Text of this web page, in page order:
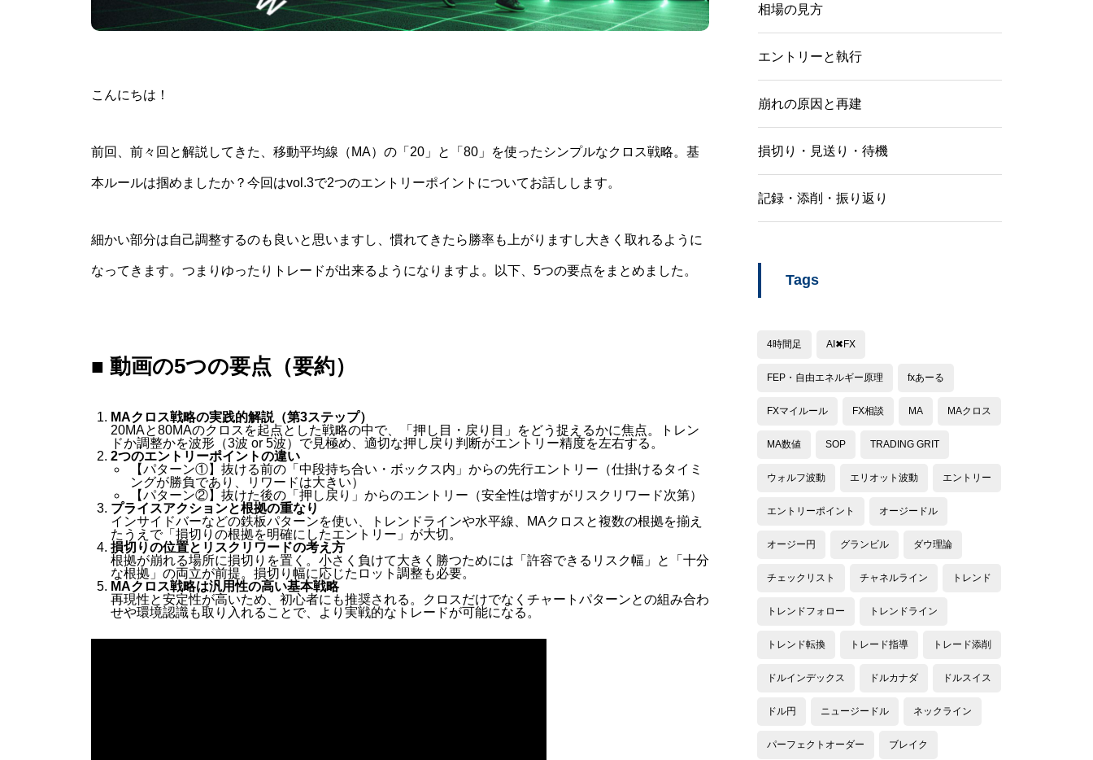
こんにちは！
前回、前々回と解説してきた、移動平均線（MA）の「20」と「80」を使ったシンプルなクロス戦略。基
本ルールは掴めましたか？今回はvol.3で2つのエントリーポイントについてお話しします。
細かい部分は自己調整するのも良いと思いますし、慣れてきたら勝率も上がりますし大きく取れるように
なってきます。つまりゆったりトレードが出来るようになりますよ。以下、5つの要点をまとめました。
■ 動画の5つの要点（要約）
MAクロス戦略の実践的解説（第3ステップ）
20MAと80MAのクロスを起点とした戦略の中で、「押し目・戻り目」をどう捉えるかに焦点。トレン
ドか調整かを波形（3波 or 5波）で見極め、適切な押し戻り判断がエントリー精度を左右する。
2つのエントリーポイントの違い
【パターン①】抜ける前の「中段持ち合い・ボックス内」からの先行エントリー（仕掛けるタイミ
ングが勝負であり、リワードは大きい）
【パターン②】抜けた後の「押し戻り」からのエントリー（安全性は増すがリスクリワード次第）
プライスアクションと根拠の重なり
インサイドバーなどの鉄板パターンを使い、トレンドラインや水平線、MAクロスと複数の根拠を揃え
たうえで「損切りの根拠を明確にしたエントリー」が大切。
損切りの位置とリスクリワードの考え方
根拠が崩れる場所に損切りを置く。小さく負けて大きく勝つためには「許容できるリスク幅」と「十分
な根拠」の両立が前提。損切り幅に応じたロット調整も必要。
MAクロス戦略は汎用性の高い基本戦略
再現性と安定性が高いため、初心者にも推奨される。クロスだけでなくチャートパターンとの組み合わ
せや環境認識も取り入れることで、より実戦的なトレードが可能になる。
相場の見方
エントリーと執行
崩れの原因と再建
損切り・見送り・待機
記録・添削・振り返り
Tags
4時間足 AI✖︎FX
FEP・自由エネルギー原理 fxあーる
FXマイルール FX相談 MA MAクロス
MA数値 SOP TRADING GRIT
ウォルフ波動 エリオット波動 エントリー
エントリーポイント オージードル
オージー円 グランビル ダウ理論
チェックリスト チャネルライン トレンド
トレンドフォロー トレンドライン
トレンド転換 トレード指導 トレード添削
ドルインデックス ドルカナダ ドルスイス
ドル円 ニュージードル ネックライン
パーフェクトオーダー ブレイク